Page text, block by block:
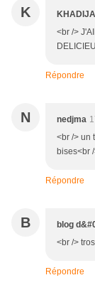
K
<br />
Répondre
N nedjma
<br /> un
bises<br
Répondre
B blog
<br />
Répondre